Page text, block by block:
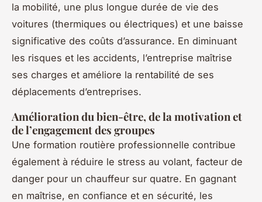
la mobilité, une plus longue durée de vie des
voitures (thermiques ou électriques) et une baisse
significative des coûts d’assurance. En diminuant
les risques et les accidents, l’entreprise maîtrise
ses charges et améliore la rentabilité de ses
déplacements d’entreprises.
Amélioration du bien-être, de la motivation et
de l’engagement des groupes
Une formation routière professionnelle contribue
également à réduire le stress au volant, facteur de
danger pour un chauffeur sur quatre. En gagnant
en maîtrise, en confiance et en sécurité, les